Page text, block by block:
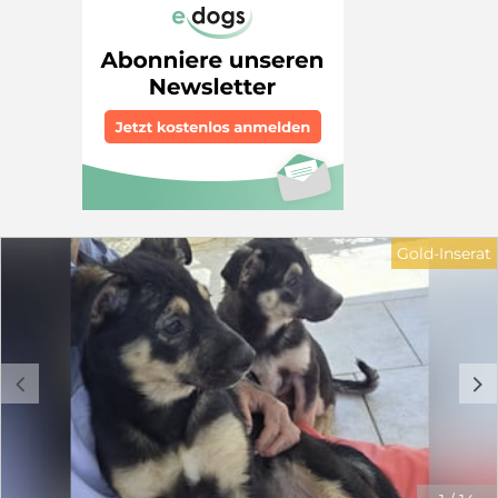
vollständiges Familienmitglied sein darf. Gerne kann
ein Ersthund im Zuhause leben. Kinder sollten 10 Jahre
sein und den Umgang mit Tieren kennen. Sie sollten
sich darüber bewusst sein, dass die Erziehung eines
Welpen Zeit und Geduld braucht, damit aus ihnen tolle
Familienhunde werden. Helen kennt nichts und muss
an alles herangeführt werden. Haben Sie Fragen zu
Helen? Dann nehmen Sie gerne Kontakt auf: Elke
Schmitz 0177 2954647 info@furbys-fellfreunde.de Alle
Hunde sind bei Ausreise gechipt, geimpft und reisen
Veterinäramt registrierten Transport. Die Hunde reisen
mit TRACES.
c d
Gold-Inserat